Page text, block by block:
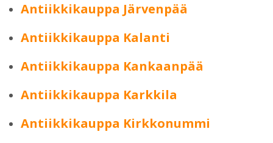
Antiikkikauppa Järvenpää
Antiikkikauppa Kalanti
Antiikkikauppa Kankaanpää
Antiikkikauppa Karkkila
Antiikkikauppa Kirkkonummi